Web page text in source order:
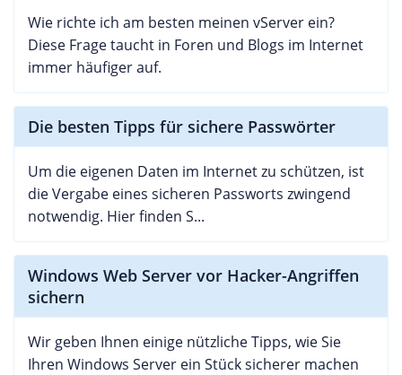
Wie richte ich am besten meinen vServer ein?
Diese Frage taucht in Foren und Blogs im Internet
immer häufiger auf.
Die besten Tipps für sichere Passwörter
Um die eigenen Daten im Internet zu schützen, ist
die Vergabe eines sicheren Passworts zwingend
notwendig. Hier finden S...
Windows Web Server vor Hacker-Angriffen
sichern
Wir geben Ihnen einige nützliche Tipps, wie Sie
Ihren Windows Server ein Stück sicherer machen